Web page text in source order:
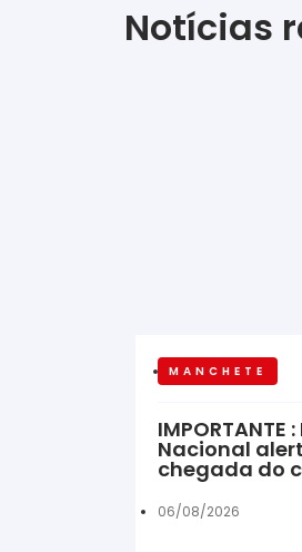
Notícias
MANCHETE
IMPORTANTE
Nacional
chegada do
06/08/2026